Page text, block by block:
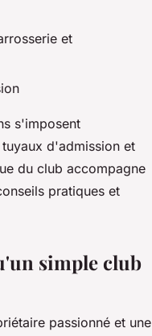
et
s'imposent
d'admission et
du club accompagne
pratiques et
simple club
passionné et une